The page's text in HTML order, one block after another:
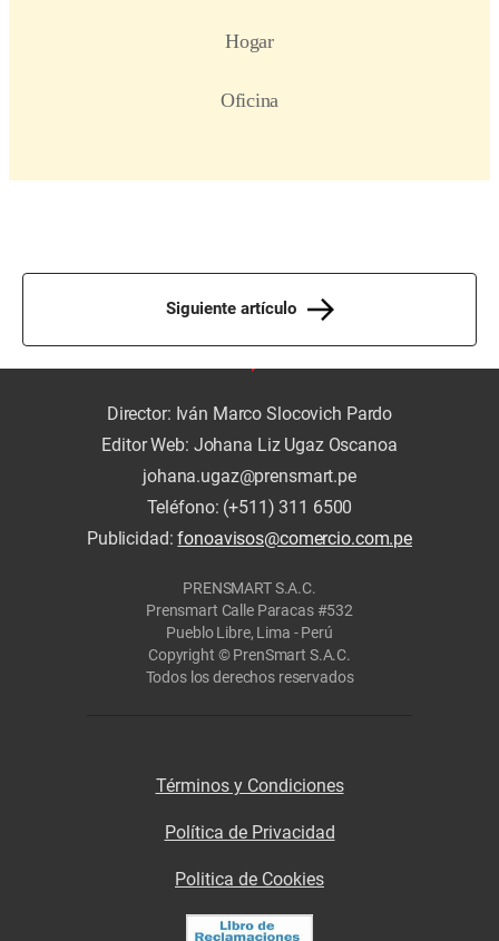
Siguiente artículo
Director: Iván Marco Slocovich Pardo
Editor Web: Johana Liz Ugaz Oscanoa
johana.ugaz@prensmart.pe
Teléfono: (+511) 311 6500
Publicidad:fonoavisos@comercio.com.pe
PRENSMART S.A.C.
Prensmart Calle Paracas #532
Pueblo Libre, Lima - Perú
Copyright © PrenSmart S.A.C.
Todos los derechos reservados
Términos y Condiciones
Política de Privacidad
Politica de Cookies